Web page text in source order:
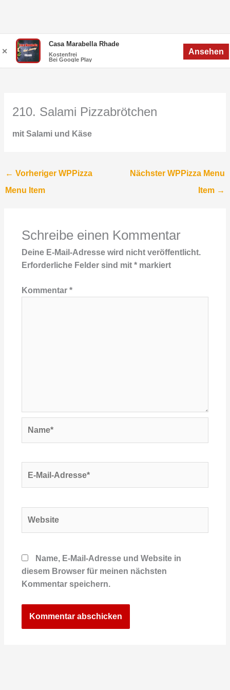
Zum
Inhalt
springen
Menü
Menü
210. Salami Pizzabrötchen
mit Salami und Käse
← Vorheriger WPPizza
Menu Item
Nächster WPPizza Menu
Item →
Schreibe einen Kommentar
Deine E-Mail-Adresse wird nicht veröffentlicht.
Erforderliche Felder sind mit *markiert
Kommentar *
Mail-
Name, E-Mail-Adresse und Website in
diesem Browser für meinen nächsten
Kommentar speichern.
✕
Casa Marabella Rhade
Kostenfrei
Bei Google Play
Ansehen